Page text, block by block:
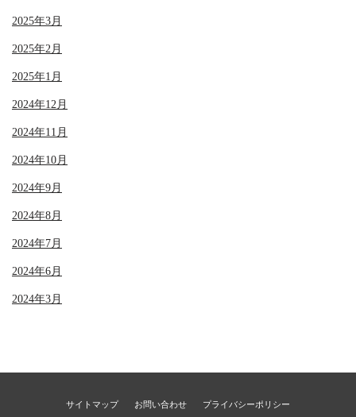
2025年3月
2025年2月
2025年1月
2024年12月
2024年11月
2024年10月
2024年9月
2024年8月
2024年7月
2024年6月
2024年3月
サイトマップ お問い合わせ プライバシーポリシー